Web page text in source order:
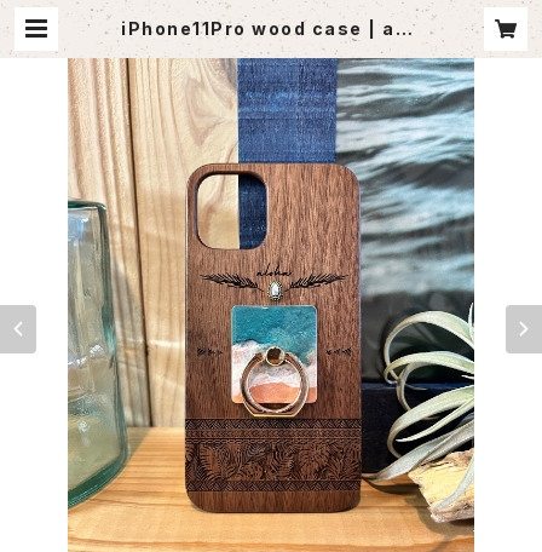
iPhone11Pro wood case | ago
utlet